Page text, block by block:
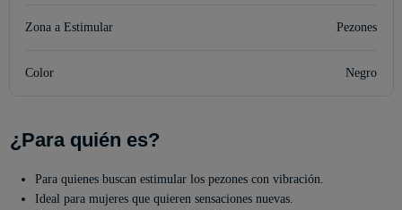
Zona a Estimular Pezones
Color Negro
¿Para quién es?
Para quienes buscan estimular los pezones con vibración.
Ideal para mujeres que quieren sensaciones nuevas.